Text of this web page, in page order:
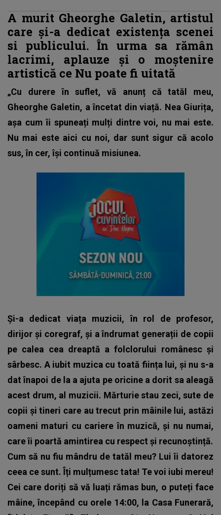
A murit Gheorghe Galetin, artistul
care și-a dedicat existența scenei
si publicului. În urma sa rămân
lacrimi, aplauze și o moștenire
artistică ce Nu poate fi uitată
„Cu durere în suflet, vă anunț că tatăl meu,
Gheorghe Galetin, a încetat din viață. Nea Giurița,
așa cum îi spuneați mulți dintre voi, nu mai este.
Nu mai este aici cu noi, dar sunt sigur că acolo
sus, în cer, își continuă misiunea.
Și-a dedicat viața muzicii, în rol de profesor,
dirijor și coregraf, și a îndrumat generații de copii
pe calea cea dreaptă a folclorului românesc și
sârbesc. A iubit muzica cu toată ființa lui, și nu s-a
dat înapoi de la a ajuta pe oricine a dorit sa aleagă
acest drum, al muzicii. Mărturie stau zeci, sute de
copii și tineri care au trecut prin mâinile lui, astăzi
oameni maturi cu cariere în muzică, și nu numai,
care îi poartă amintirea cu respect și recunoștință.
Cum să nu fiu mândru de tatăl meu? Lui îi datorez
ceea ce sunt. Îți mulțumesc tata! Te voi iubi mereu!
Cei care doriți să vă luați rămas bun, o puteți face
mâine, începând cu orele 14:00, la Casa Funerară,